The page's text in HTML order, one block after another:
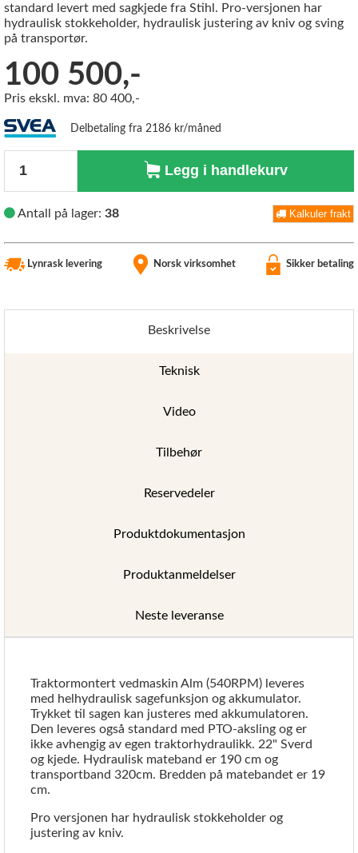
standard levert med sagkjede fra Stihl. Pro-versjonen har
hydraulisk stokkeholder, hydraulisk justering av kniv og sving
på transportør.
100 500,-
Pris ekskl. mva: 80 400,-
Delbetaling fra 2186 kr/måned
Legg i handlekurv
Antall på lager: 38 Kalkuler frakt
Lynrask levering Norsk virksomhet Sikker betaling
Beskrivelse
Teknisk
Video
Tilbehør
Reservedeler
Produktdokumentasjon
Produktanmeldelser
Neste leveranse
Traktormontert vedmaskin Alm (540RPM) leveres
med helhydraulisk sagefunksjon og akkumulator.
Trykket til sagen kan justeres med akkumulatoren.
Den leveres også standard med PTO-aksling og er
ikke avhengig av egen traktorhydraulikk. 22" Sverd
og kjede. Hydraulisk mateband er 190 cm og
transportband 320cm. Bredden på matebandet er 19
cm.
Pro versjonen har hydraulisk stokkeholder og
justering av kniv.